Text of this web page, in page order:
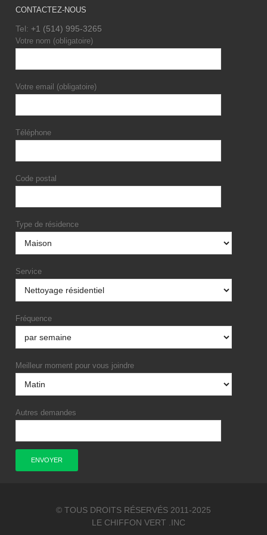
CONTACTEZ-NOUS
Tel:+1 (514) 995-3265
Votre nom (obligatoire)
Votre email (obligatoire)
Téléphone
Code postal
Type de résidence
Service
Fréquence
Meilleur moment pour vous joindre
Autres demandes
© TOUS DROITS RÉSERVÉS 2011-2025
LE CHIFFON VERT .INC